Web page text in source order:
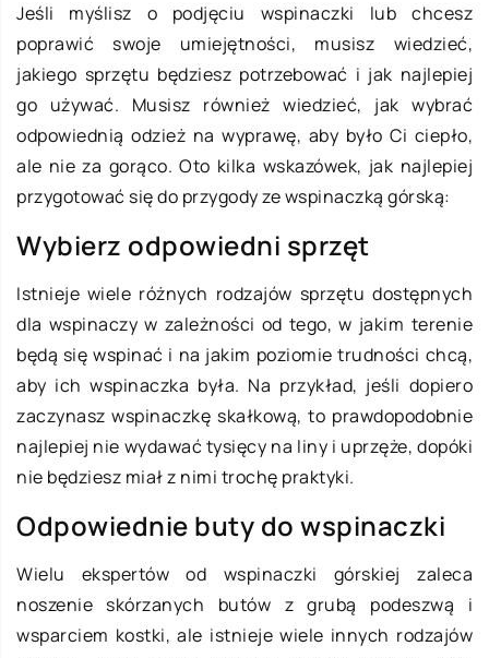
Jeśli myślisz o podjęciu wspinaczki lub chcesz
poprawić swoje umiejętności, musisz wiedzieć,
jakiego sprzętu będziesz potrzebować i jak najlepiej
go używać. Musisz również wiedzieć, jak wybrać
odpowiednią odzież na wyprawę, aby było Ci ciepło,
ale nie za gorąco. Oto kilka wskazówek, jak najlepiej
przygotować się do przygody ze wspinaczką górską:
Wybierz odpowiedni sprzęt
Istnieje wiele różnych rodzajów sprzętu dostępnych
dla wspinaczy w zależności od tego, w jakim terenie
będą się wspinać i na jakim poziomie trudności chcą,
aby ich wspinaczka była. Na przykład, jeśli dopiero
zaczynasz wspinaczkę skałkową, to prawdopodobnie
najlepiej nie wydawać tysięcy na liny i uprzęże, dopóki
nie będziesz miał z nimi trochę praktyki.
Odpowiednie buty do wspinaczki
Wielu ekspertów od wspinaczki górskiej zaleca
noszenie skórzanych butów z grubą podeszwą i
wsparciem kostki, ale istnieje wiele innych rodzajów